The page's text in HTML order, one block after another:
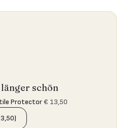
schön
Protector€ 13,50